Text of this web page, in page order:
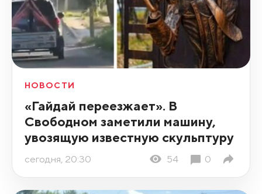
НОВОСТИ
«Гайдай переезжает». В
Свободном заметили машину,
увозящую известную скульптуру
сегодня, 20:30 54 0